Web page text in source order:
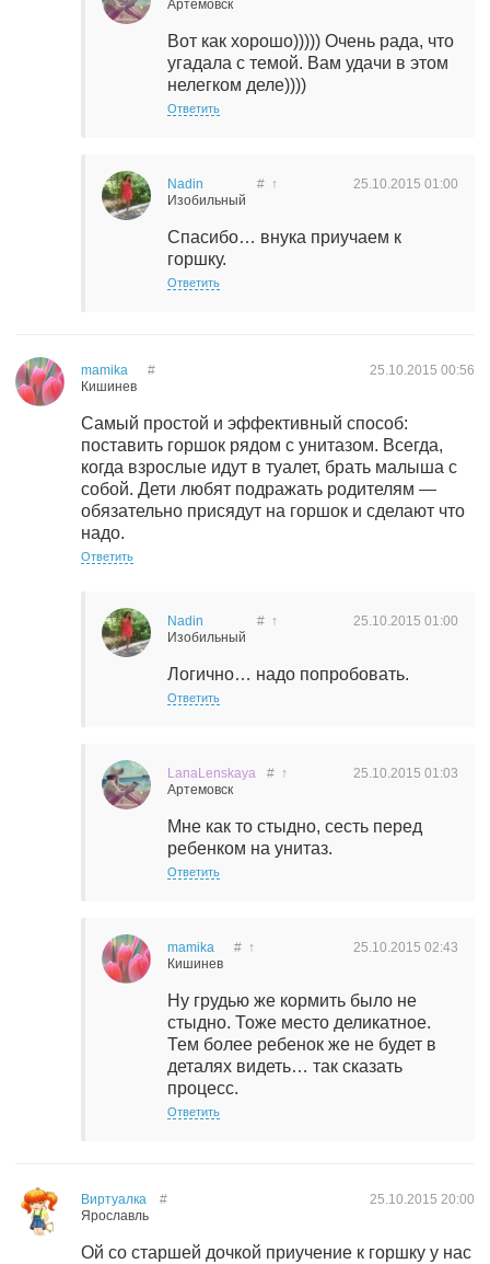
Артемовск
Вот как хорошо))))) Очень рада, что
угадала с темой. Вам удачи в этом
нелегком деле))))
Ответить
Nadin
Изобильный
25.10.2015 01:00
# ↑
Спасибо… внука приучаем к
горшку.
Ответить
mamika
Кишинев
25.10.2015 00:56
#
Самый простой и эффективный способ:
поставить горшок рядом с унитазом. Всегда,
когда взрослые идут в туалет, брать малыша с
собой. Дети любят подражать родителям —
обязательно присядут на горшок и сделают что
надо.
Ответить
Nadin
Изобильный
25.10.2015 01:00
# ↑
Логично… надо попробовать.
Ответить
LanaLenskaya
Артемовск
25.10.2015 01:03
# ↑
Мне как то стыдно, сесть перед
ребенком на унитаз.
Ответить
mamika
Кишинев
25.10.2015 02:43
# ↑
Ну грудью же кормить было не
стыдно. Тоже место деликатное.
Тем более ребенок же не будет в
деталях видеть… так сказать
процесс.
Ответить
Виртуалка
Ярославль
25.10.2015 20:00
#
Ой со старшей дочкой приучение к горшку у нас